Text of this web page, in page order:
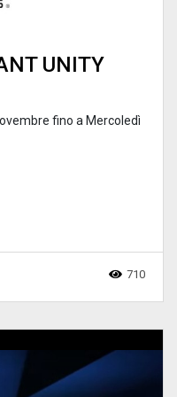
UNITY
fino a Mercoledì
710